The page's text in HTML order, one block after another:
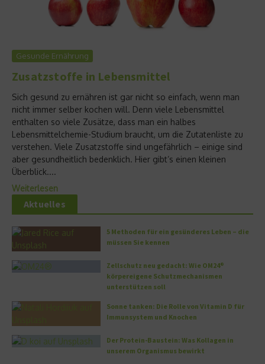
Gesunde Ernährung
Zusatzstoffe in Lebensmittel
Sich gesund zu ernähren ist gar nicht so einfach, wenn man
nicht immer selber kochen will. Denn viele Lebensmittel
enthalten so viele Zusätze, dass man ein halbes
Lebensmittelchemie-Studium braucht, um die Zutatenliste zu
verstehen. Viele Zusatzstoffe sind ungefährlich – einige sind
aber gesundheitlich bedenklich. Hier gibt’s einen kleinen
Überblick....
Weiterlesen
Aktuelles
5 Methoden für ein gesünderes Leben – die
müssen Sie kennen
Zellschutz neu gedacht: Wie OM24®
körpereigene Schutzmechanismen
unterstützen soll
Sonne tanken: Die Rolle von Vitamin D für
Immunsystem und Knochen
Der Protein-Baustein: Was Kollagen in
unserem Organismus bewirkt